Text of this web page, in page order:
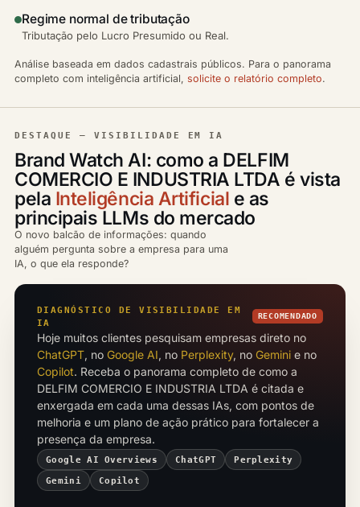
Regime normal de tributação
Tributação pelo Lucro Presumido ou Real.
Análise baseada em dados cadastrais públicos. Para o panorama
completo com inteligência artificial, solicite o relatório completo.
DESTAQUE — VISIBILIDADE EM IA
Brand Watch AI: como a DELFIM
COMERCIO E INDUSTRIA LTDA é vista
pela Inteligência Artificial e as
principais LLMs do mercado
O novo balcão de informações: quando
alguém pergunta sobre a empresa para uma
IA, o que ela responde?
DIAGNÓSTICO DE VISIBILIDADE EM
IA
RECOMENDADO
Hoje muitos clientes pesquisam empresas direto no
ChatGPT, no Google AI, no Perplexity, no Gemini e no
Copilot. Receba o panorama completo de como a
DELFIM COMERCIO E INDUSTRIA LTDA é citada e
enxergada em cada uma dessas IAs, com pontos de
melhoria e um plano de ação prático para fortalecer a
presença da empresa.
Google AI Overviews ChatGPT Perplexity
Gemini Copilot